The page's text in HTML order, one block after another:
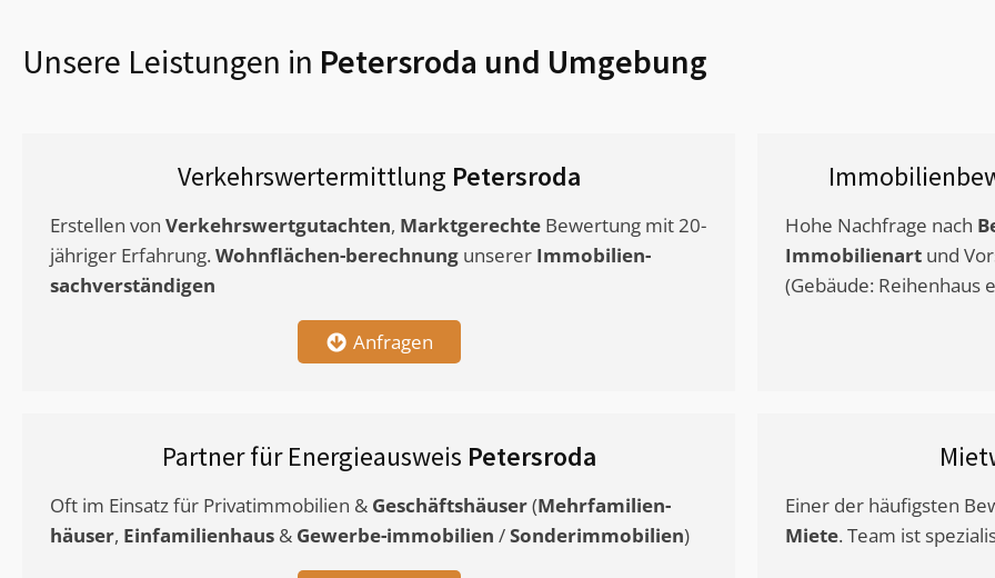
Unsere Leistungen in Petersroda und Umgebung
Verkehrswertermittlung Petersroda
Erstellen von Verkehrswertgutachten, Marktgerechte Bewertung mit 20-
jähriger Erfahrung. Wohnflächen-berechnung unserer Immobilien-
sachverständigen
Anfragen
Hohe Nachfrage nach
Immobilienart und
(Gebäude: Reihenhaus
Partner für Energieausweis Petersroda
Oft im Einsatz für Privatimmobilien & Geschäftshäuser(Mehrfamilien-
häuser, Einfamilienhaus & Gewerbe-immobilien /Sonderimmobilien)
Einer der häufigsten
Miete. Team ist